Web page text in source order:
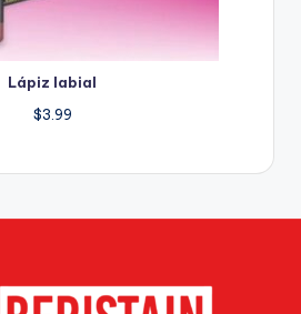
Lápiz labial
$3.99